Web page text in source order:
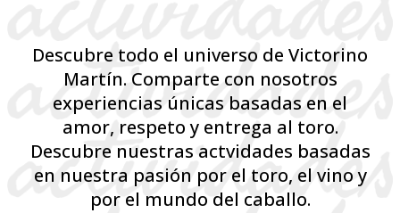
Descubre todo el universo de Victorino
Martín. Comparte con nosotros
experiencias únicas basadas en el
amor, respeto y entrega al toro.
Descubre nuestras actvidades basadas
en nuestra pasión por el toro, el vino y
por el mundo del caballo.